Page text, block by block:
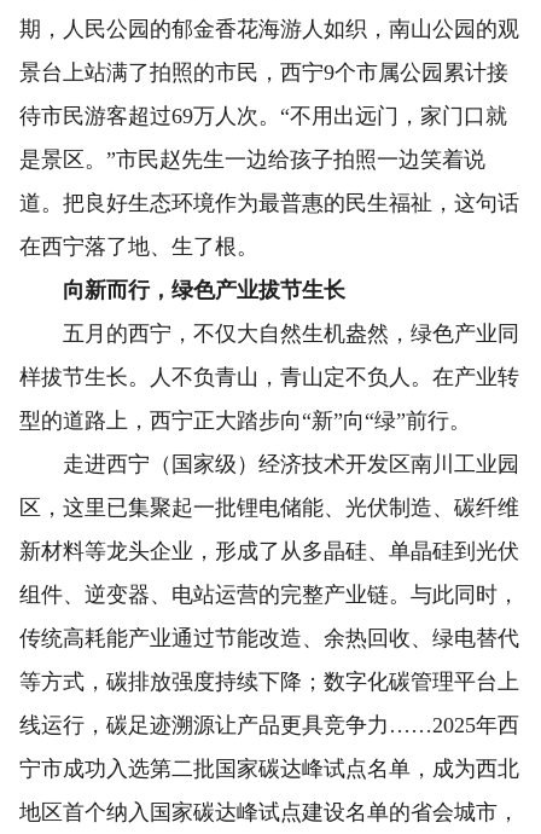
期，人民公园的郁金香花海游人如织，南山公园的观
景台上站满了拍照的市民，西宁9个市属公园累计接
待市民游客超过69万人次。“不用出远门，家门口就
是景区。”市民赵先生一边给孩子拍照一边笑着说
道。把良好生态环境作为最普惠的民生福祉，这句话
在西宁落了地、生了根。
向新而行，绿色产业拔节生长
五月的西宁，不仅大自然生机盎然，绿色产业同
样拔节生长。人不负青山，青山定不负人。在产业转
型的道路上，西宁正大踏步向“新”向“绿”前行。
走进西宁（国家级）经济技术开发区南川工业园
区，这里已集聚起一批锂电储能、光伏制造、碳纤维
新材料等龙头企业，形成了从多晶硅、单晶硅到光伏
组件、逆变器、电站运营的完整产业链。与此同时，
传统高耗能产业通过节能改造、余热回收、绿电替代
等方式，碳排放强度持续下降；数字化碳管理平台上
线运行，碳足迹溯源让产品更具竞争力……2025年西
宁市成功入选第二批国家碳达峰试点名单，成为西北
地区首个纳入国家碳达峰试点建设名单的省会城市，